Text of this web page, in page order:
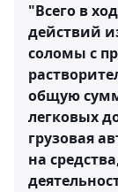
"Всего в
действий
соломы с
общую
легковых
грузовая
на